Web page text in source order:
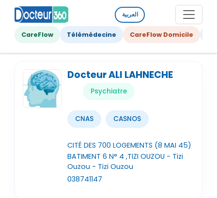
العربية
CareFlow Télémédecine CareFlow Domicile
Docteur ALI LAHNECHE
Psychiatre
CNAS CASNOS
CITÉ DES 700 LOGEMENTS (8 MAI 45)
BATIMENT 6 N° 4 ,TIZI OUZOU - Tizi
Ouzou - Tizi Ouzou
038741147